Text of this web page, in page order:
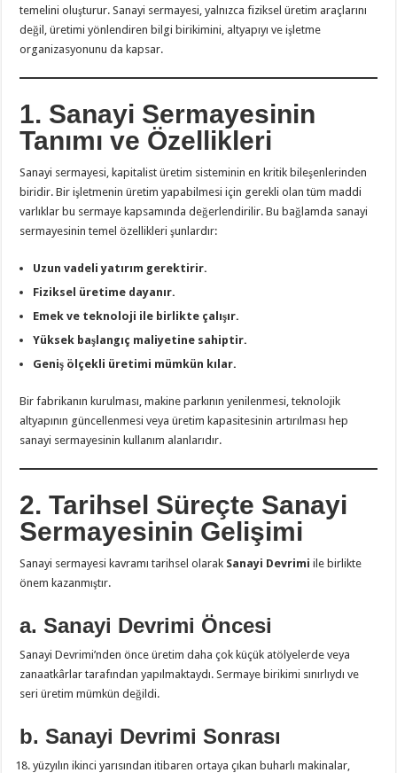
temelini oluşturur. Sanayi sermayesi, yalnızca fiziksel üretim araçlarını
değil, üretimi yönlendiren bilgi birikimini, altyapıyı ve işletme
organizasyonunu da kapsar.
1. Sanayi Sermayesinin
Tanımı ve Özellikleri
Sanayi sermayesi, kapitalist üretim sisteminin en kritik bileşenlerinden
biridir. Bir işletmenin üretim yapabilmesi için gerekli olan tüm maddi
varlıklar bu sermaye kapsamında değerlendirilir. Bu bağlamda sanayi
sermayesinin temel özellikleri şunlardır:
Uzun vadeli yatırım gerektirir.
Fiziksel üretime dayanır.
Emek ve teknoloji ile birlikte çalışır.
Yüksek başlangıç maliyetine sahiptir.
Geniş ölçekli üretimi mümkün kılar.
Bir fabrikanın kurulması, makine parkının yenilenmesi, teknolojik
altyapının güncellenmesi veya üretim kapasitesinin artırılması hep
sanayi sermayesinin kullanım alanlarıdır.
2. Tarihsel Süreçte Sanayi
Sermayesinin Gelişimi
Sanayi sermayesi kavramı tarihsel olarak Sanayi Devrimi ile birlikte
önem kazanmıştır.
a. Sanayi Devrimi Öncesi
Sanayi Devrimi’nden önce üretim daha çok küçük atölyelerde veya
zanaatkârlar tarafından yapılmaktaydı. Sermaye birikimi sınırlıydı ve
seri üretim mümkün değildi.
b. Sanayi Devrimi Sonrası
yüzyılın ikinci yarısından itibaren ortaya çıkan buharlı makinalar,